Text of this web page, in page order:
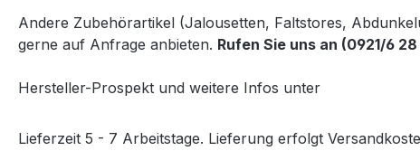
Andere Zubehörartikel (Jalousetten, Faltstores,
gerne auf Anfrage anbieten. Rufen Sie uns an (0921/6
Hersteller-Prospekt und weitere Infos unter
Lieferzeit 5 - 7 Arbeitstage. Lieferung erfolgt